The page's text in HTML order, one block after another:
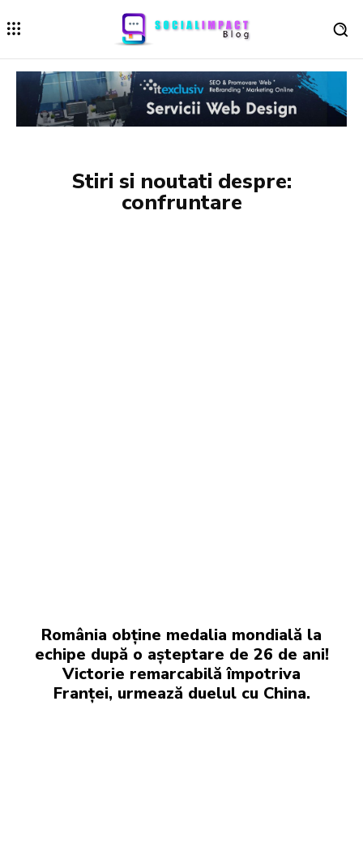
Stiri si noutati despre:
confruntare
România obține medalia mondială la
echipe după o așteptare de 26 de ani!
Victorie remarcabilă împotriva
Franței, urmează duelul cu China.